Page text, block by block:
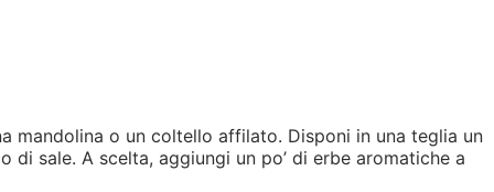
mandolina o un coltello affilato. Disponi in una teglia un
sale. A scelta, aggiungi un po’ di erbe aromatiche a